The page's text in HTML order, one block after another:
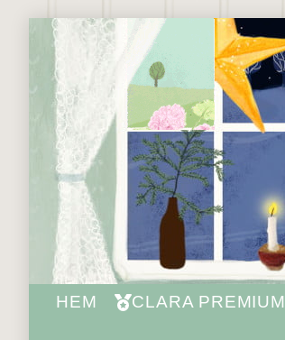
HEM CLARA PREMIUM